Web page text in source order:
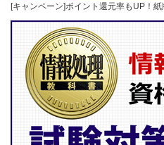
[キャンペーン]ポイント還元率もUP！